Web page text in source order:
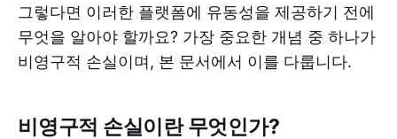
그렇다면 이러한 플랫폼에 유동성을 제공하기 전에
무엇을 알아야 할까요? 가장 중요한 개념 중 하나가
비영구적 손실이며, 본 문서에서 이를 다룹니다.
비영구적 손실이란 무엇인가?